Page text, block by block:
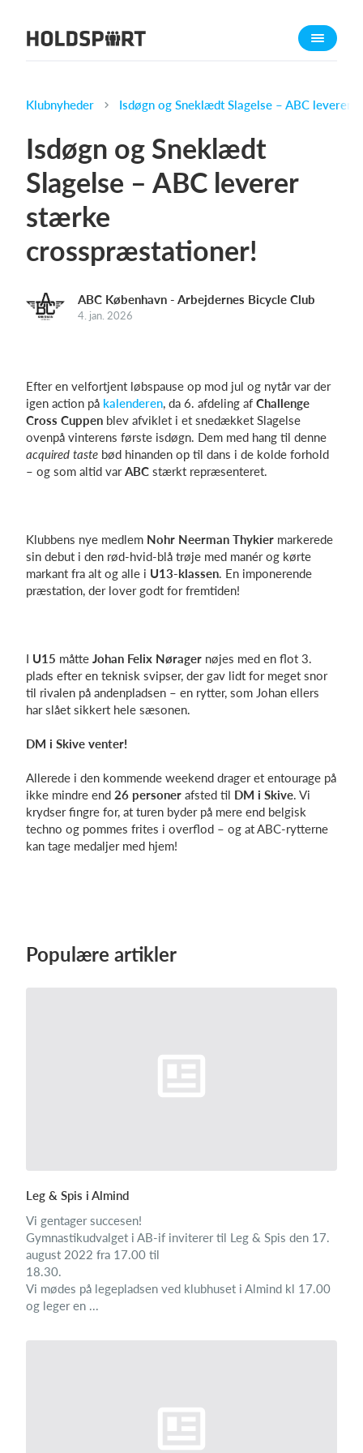
Om Holdsport
Presseomtale
Funktioner
Kalender
Kontingentopkrævning
Hjemmeside
Billetsystem
Log på
Klubnyheder Isdøgn og Sneklædt Slagelse – ABC
Isdøgn og Sneklædt
Slagelse – ABC leverer
stærke
crosspræstationer!
ABC København - Arbejdernes Bicycle Club
4. jan. 2026
Efter en velfortjent løbspause op mod jul og nytår var der
igen action på kalenderen, da 6. afdeling af Challenge
Cross Cuppen blev afviklet i et snedækket Slagelse
ovenpå vinterens første isdøgn. Dem med hang til denne
acquired taste bød hinanden op til dans i de kolde forhold
– og som altid varABC stærkt repræsenteret.
Klubbens nye medlem Nohr Neerman Thykier markerede
sin debut i den rød-hvid-blå trøje med manér og kørte
markant fra alt og alle i U13-klassen. En imponerende
præstation, der lover godt for fremtiden!
I U15 måtte Johan Felix Nørager nøjes med en flot 3.
plads efter en teknisk svipser, der gav lidt for meget snor
til rivalen på andenpladsen – en rytter, som Johan ellers
har slået sikkert hele sæsonen.
DM i Skive venter!
Allerede i den kommende weekend drager et entourage på
ikke mindre end 26 personer afsted til DM i Skive. Vi
krydser fingre for, at turen byder på mere end belgisk
techno og pommes frites i overflod – og at ABC-rytterne
kan tage medaljer med hjem!
Populære artikler
Leg & Spis i Almind
Vi gentager succesen!
Gymnastikudvalget i AB-if inviterer til Leg & Spis den 17.
august 2022 fra 17.00 til
18.30.
Vi mødes på legepladsen ved klubhuset i Almind kl 17.00
og leger en ...